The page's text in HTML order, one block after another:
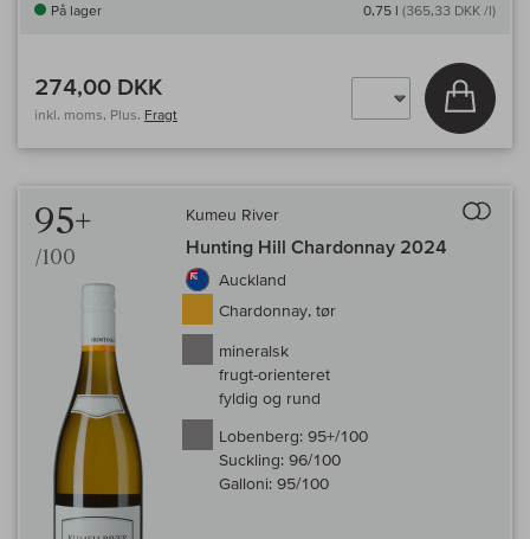
På lager 0,75 l (365,33 DKK /l)
274,00 DKK
inkl. moms, Plus. Fragt
Læg i
95+
/100
Kumeu River
Hunting Hill Chardonnay 2024
Auckland
Chardonnay, tør
mineralsk
frugt-orienteret
fyldig og rund
Lobenberg: 95+/100
Suckling: 96/100
Galloni: 95/100